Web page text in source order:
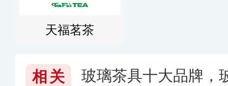
天福茗茶
相关
玻璃茶具十大品牌，